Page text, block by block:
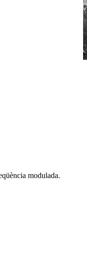
modulada.